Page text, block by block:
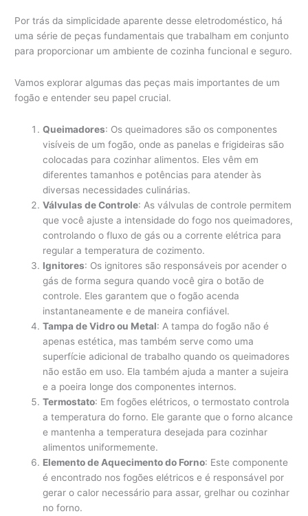
Por trás da simplicidade aparente desse eletrodoméstico, há
uma série de peças fundamentais que trabalham em conjunto
para proporcionar um ambiente de cozinha funcional e seguro.
Vamos explorar algumas das peças mais importantes de um
fogão e entender seu papel crucial.
Queimadores: Os queimadores são os componentes
visíveis de um fogão, onde as panelas e frigideiras são
colocadas para cozinhar alimentos. Eles vêm em
diferentes tamanhos e potências para atender às
diversas necessidades culinárias.
Válvulas de Controle: As válvulas de controle permitem
que você ajuste a intensidade do fogo nos queimadores,
controlando o fluxo de gás ou a corrente elétrica para
regular a temperatura de cozimento.
Ignitores: Os ignitores são responsáveis por acender o
gás de forma segura quando você gira o botão de
controle. Eles garantem que o fogão acenda
instantaneamente e de maneira confiável.
Tampa de Vidro ou Metal: A tampa do fogão não é
apenas estética, mas também serve como uma
superfície adicional de trabalho quando os queimadores
não estão em uso. Ela também ajuda a manter a sujeira
e a poeira longe dos componentes internos.
Termostato: Em fogões elétricos, o termostato controla
a temperatura do forno. Ele garante que o forno alcance
e mantenha a temperatura desejada para cozinhar
alimentos uniformemente.
Elemento de Aquecimento do Forno: Este componente
é encontrado nos fogões elétricos e é responsável por
gerar o calor necessário para assar, grelhar ou cozinhar
no forno.